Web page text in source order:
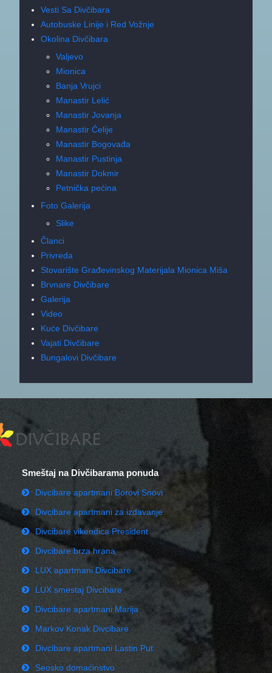
Vesti Sa Divčibara
Autobuske Linije i Red Vožnje
Okolina Divčibara
Valjevo
Mionica
Banja Vrujci
Manastir Lelić
Manastir Jovanja
Manastir Ćelije
Manastir Bogovađa
Manastir Pustinja
Manastir Dokmir
Petnička pećina
Foto Galerija
Slike
Članci
Privreda
Stovarište Građevinskog Materijala Mionica Miša
Brvnare Divčibare
Galerija
Video
Kuće Divčibare
Vajati Divčibare
Bungalovi Divčibare
Smeštaj na Divčibarama ponuda
Divcibare apartmani Borovi Snovi
Divcibare apartmani za izdavanje
Divcibare vikendica President
Divcibare brza hrana
LUX apartmani Divcibare
LUX smestaj Divcibare
Divcibare apartmani Marija
Markov Konak Divcibare
Divcibare apartmani Lastin Put
Seosko domaćinstvo